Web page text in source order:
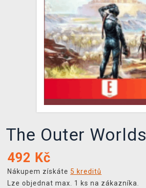
DOPRAVA
XZONE KLUB
TCG & BOARDGAME HUB
VÝKUP HER (BAZAR)
The Outer Worlds
492 Kč
Nákupem získáte 5 kreditů
Lze objednat max. 1 ks na zákazníka.